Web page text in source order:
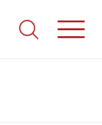
Onde as notícias
na Saúde!